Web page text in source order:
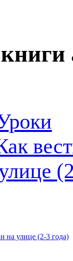
на улице (2-3 года)